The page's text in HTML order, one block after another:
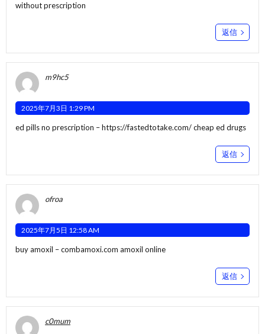
without prescription
返信
m9hc5
2025年7月3日 1:29 PM
ed pills no prescription –https://fastedtotake.com/cheap ed drugs
返信
ofroa
2025年7月5日 12:58 AM
buy amoxil –combamoxi.com amoxil online
返信
c0mum